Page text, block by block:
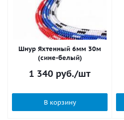
Шнур Яхтенный 6мм 30м
(сине-белый)
1 340 руб./шт
В корзину